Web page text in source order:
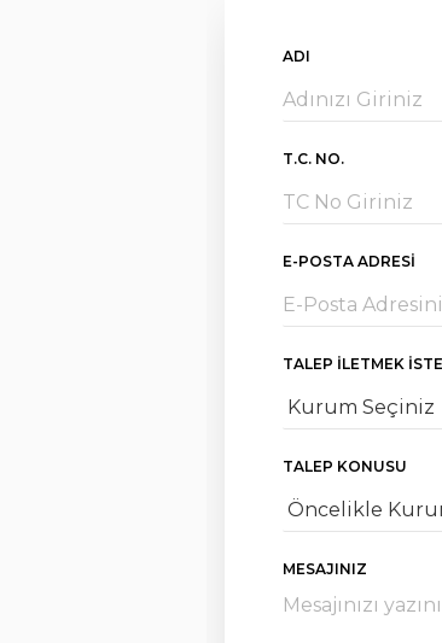
ADI
T.C. NO.
E-POSTA ADRESI
TALEP İLETMEK
TALEP KONUSU
MESAJINIZ